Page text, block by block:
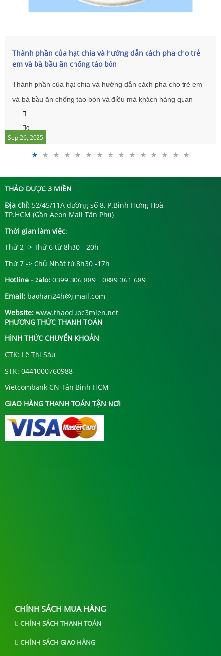
Sep 26, 2025
Thành phần của hạt chia và hướng dẫn cách pha cho trẻ
em và bà bầu ăn chống táo bón
Thành phần của hạt chia và hướng dẫn cách pha cho trẻ em
và bà bầu ăn chống táo bón và điều mà khách hàng quan
tâm tới sức khoẻ nhất là mẹ bầu. sau đây là một số thông tin
chính các bà các mẹ tham khảo.
0
THẢO DƯỢC 3 MIỀN
Địa chỉ: 52/45/11A đường số 8, P.Bình Hưng Hoà,
TP.HCM (Gần Aeon Mall Tân Phú)
Thời gian làm việc:
Thứ 2 -> Thứ 6 từ 8h30 - 20h
Thứ 7 -> Chủ Nhật từ 8h30 -17h
Hotline - zalo: 0399 306 889 - 0889 361 689
Email: baohan24h@gmail.com
Website: www.thaoduoc3mien.net
PHƯƠNG THỨC THANH TOÁN
HÌNH THỨC CHUYỂN KHOẢN
CTK: Lê Thị Sáu
STK: 0441000760988
Vietcombank CN Tân Bình HCM
GIAO HÀNG THANH TOÁN TẬN NƠI
CHÍNH SÁCH MUA HÀNG
CHÍNH SÁCH THANH TOÁN
CHÍNH SÁCH GIAO HÀNG